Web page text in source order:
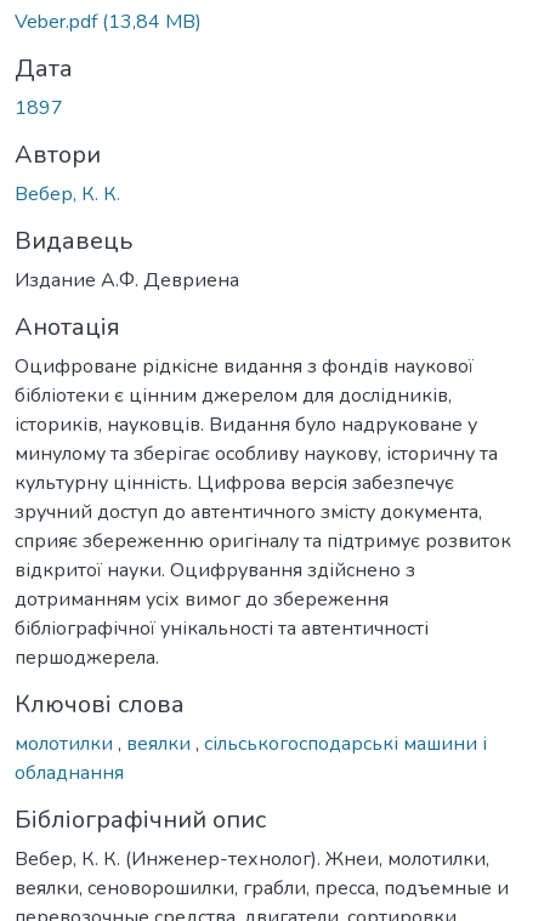
Veber.pdf(13,84 MB)
Дата
1897
Автори
Вебер, К. К.
Видавець
Издание А.Ф. Девриена
Анотація
Оцифроване рідкісне видання з фондів наукової
бібліотеки є цінним джерелом для дослідників,
істориків, науковців. Видання було надруковане у
минулому та зберігає особливу наукову, історичну та
культурну цінність. Цифрова версія забезпечує
зручний доступ до автентичного змісту документа,
сприяє збереженню оригіналу та підтримує розвиток
відкритої науки. Оцифрування здійснено з
дотриманням усіх вимог до збереження
бібліографічної унікальності та автентичності
першоджерела.
Ключові слова
молотилки , веялки , сільськогосподарські машини і
обладнання
Бібліографічний опис
Вебер, К. К. (Инженер-технолог). Жнеи, молотилки,
веялки, сеноворошилки, грабли, пресса, подъемные и